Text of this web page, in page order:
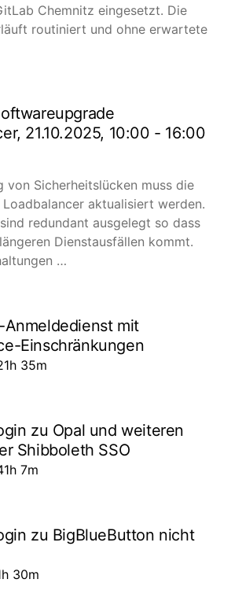
Chemnitz eingesetzt. Die
routiniert und ohne erwartete
21.10.2025, 10:00 - 16:00
von Sicherheitslücken muss die
aktualisiert werden.
redundant ausgelegt so dass
Dienstausfällen kommt.
…
mit
Einschränkungen
35m
zu Opal und weiteren
Shibboleth SSO
7m
zu BigBlueButton nicht
30m